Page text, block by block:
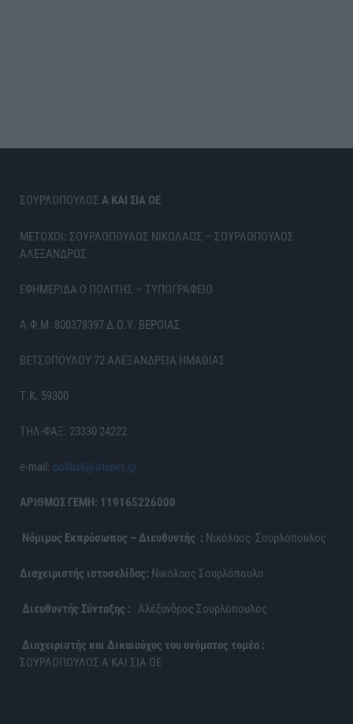
ΣΟΥΡΛΟΠΟΥΛΟΣ Α ΚΑΙ ΣΙΑ ΟΕ
ΜΕΤΟΧΟΙ: ΣΟΥΡΛΟΠΟΥΛΟΣ ΝΙΚΟΛΑΟΣ – ΣΟΥΡΛΟΠΟΥΛΟΣ
ΑΛΕΞΑΝΔΡΟΣ
ΕΦΗΜΕΡΙΔΑ Ο ΠΟΛΙΤΗΣ – ΤΥΠΟΓΡΑΦΕΙΟ
Α.Φ.Μ. 800378397 Δ.Ο.Υ. ΒΕΡΟΙΑΣ
ΒΕΤΣΟΠΟΥΛΟΥ 72 ΑΛΕΞΑΝΔΡΕΙΑ ΗΜΑΘΙΑΣ
Τ.Κ. 59300
ΤΗΛ-ΦΑΞ: 23330 24222
e-mail: politis6@otenet.gr
ΑΡΙΘΜΟΣ ΓΕΜΗ: 119165226000
Νόμιμος Εκπρόσωπος – Διευθυντής : Νικόλαος Σουρλόπουλος
Διαχειριστής ιστοσελίδας: Νικόλαος Σουρλόπουλο
Διευθυντής Σύνταξης : Αλέξανδρος Σουρλόπουλος
Διαχειριστής και Δικαιούχος του ονόματος τομέα :
ΣΟΥΡΛΟΠΟΥΛΟΣ Α ΚΑΙ ΣΙΑ ΟΕ